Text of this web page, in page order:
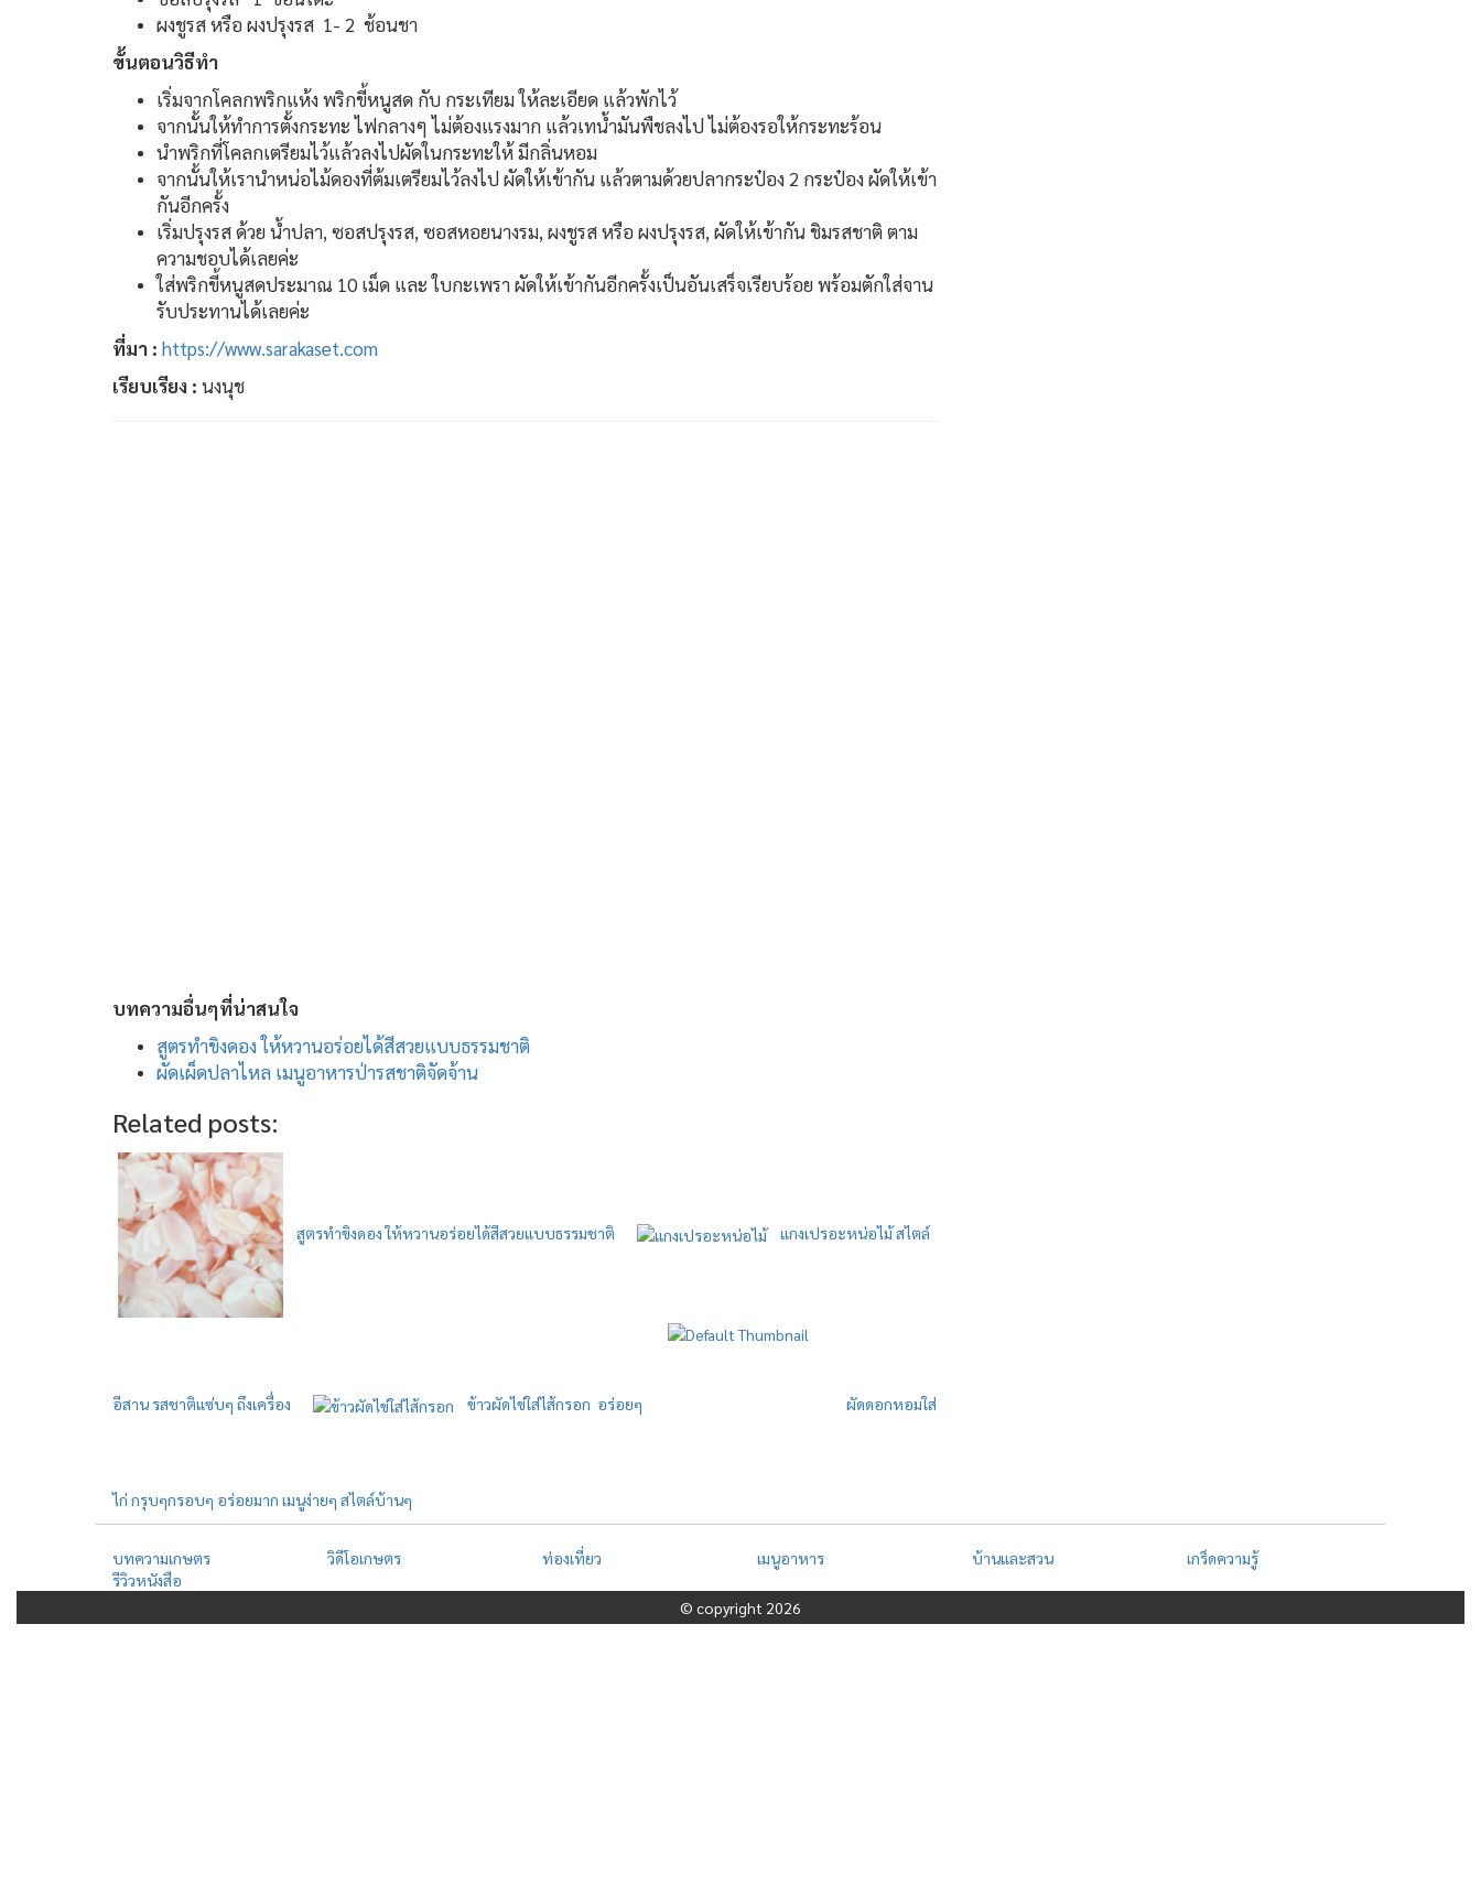
ผงชูรส หรือ ผงปรุงรส 1- 2 ช้อนชา
ขั้นตอนวิธีทำ
เริ่มจากโคลกพริกแห้ง พริกขี้หนูสด กับ กระเทียม ให้ละเอียด แล้วพักไว้
จากนั้นให้ทำการตั้งกระทะ ไฟกลางๆ ไม่ต้องแรงมาก แล้วเทน้ำมันพืชลงไป ไม่ต้องรอให้กระทะร้อน
นำพริกที่โคลกเตรียมไว้แล้วลงไปผัดในกระทะให้ มีกลิ่นหอม
จากนั้นให้เรานำหน่อไม้ดองที่ต้มเตรียมไว้ลงไป ผัดให้เข้ากัน แล้วตามด้วยปลากระป๋อง 2 กระป๋อง ผัดให้เข้า
กันอีกครั้ง
เริ่มปรุงรส ด้วย น้ำปลา, ซอสปรุงรส, ซอสหอยนางรม, ผงชูรส หรือ ผงปรุงรส, ผัดให้เข้ากัน ชิมรสชาติ ตาม
ความชอบได้เลยค่ะ
ใส่พริกขี้หนูสดประมาณ 10 เม็ด และ ใบกะเพรา ผัดให้เข้ากันอีกครั้งเป็นอันเสร็จเรียบร้อย พร้อมตักใส่จาน
รับประทานได้เลยค่ะ
ที่มา : https://www.sarakaset.com
เรียบเรียง : นงนุช
บทความอื่นๆที่น่าสนใจ
สูตรทำขิงดอง ให้หวานอร่อยได้สีสวยแบบธรรมชาติ
ผัดเผ็ดปลาไหล เมนูอาหารป่ารสชาติจัดจ้าน
Related posts:
สูตรทำขิงดอง ให้หวานอร่อยได้สีสวยแบบธรรมชาติ แกงเปรอะหน่อไม้ สไตล์
อีสาน รสชาติแซ่บๆ ถึงเครื่อง ข้าวผัดไข่ใส่ไส้กรอก อร่อยๆ ผัดดอกหอมใส่
ไก่ กรุบๆกรอบๆ อร่อยมาก​ เมนูง่ายๆ สไตล์​บ้านๆ
บทความเกษตร วิดีโอเกษตร ท่องเที่ยว เมนูอาหาร บ้านและสวน
เกร็ดความรู้
รีวิวหนังสือ
© copyright 2026